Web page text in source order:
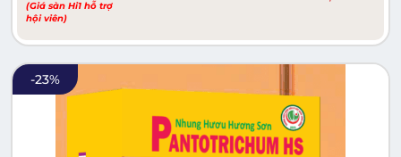
(Giá sàn Hi1 hỗ trợ
hội viên)
-23%